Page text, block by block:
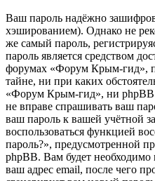
Ваш пароль надёжно
хэшированием). Однако не
же самый пароль,
пароль является средством
форумах «Форум Крым-гид»,
тайне, ни при каких
«Форум Крым-гид», ни phpBB
не вправе спрашивать ваш
ваш пароль к вашей учётной
воспользоваться функцией
пароль?», предусмотренной
phpBB. Вам будет необходимо
ваш адрес email, после чего